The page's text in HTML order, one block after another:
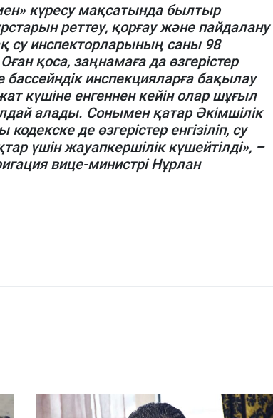
күресу мақсатында былтыр
реттеу, қорғау және пайдалану
су инспекторларының саны 98
қоса, заңнамаға да өзгерістер
бассейндік инспекцияларға бақылау
күшіне енгеннен кейін олар шұғыл
алады. Сонымен қатар Әкімшілік
де өзгерістер енгізіліп, су
үшін жауапкершілік күшейтілді», –
вице-министрі Нұрлан